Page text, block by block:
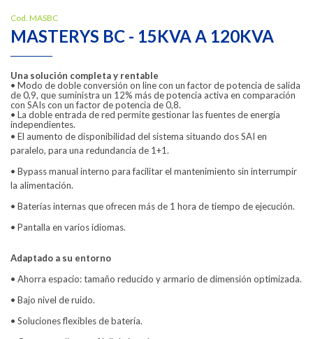
Cod. MASBC
MASTERYS BC - 15KVA A 120KVA
Una solución completa y rentable
• Modo de doble conversión on line con un factor de potencia de salida
de 0,9, que suministra un 12% más de potencia activa en comparación
con SAIs con un factor de potencia de 0,8.
• La doble entrada de red permite gestionar las fuentes de energía
independientes.
• El aumento de disponibilidad del sistema situando dos SAI en
paralelo, para una redundancia de 1+1.
• Bypass manual interno para facilitar el mantenimiento sin interrumpir
la alimentación.
• Baterías internas que ofrecen más de 1 hora de tiempo de ejecución.
• Pantalla en varios idiomas.
Adaptado a su entorno
• Ahorra espacio: tamaño reducido y armario de dimensión optimizada.
• Bajo nivel de ruido.
• Soluciones flexibles de batería.